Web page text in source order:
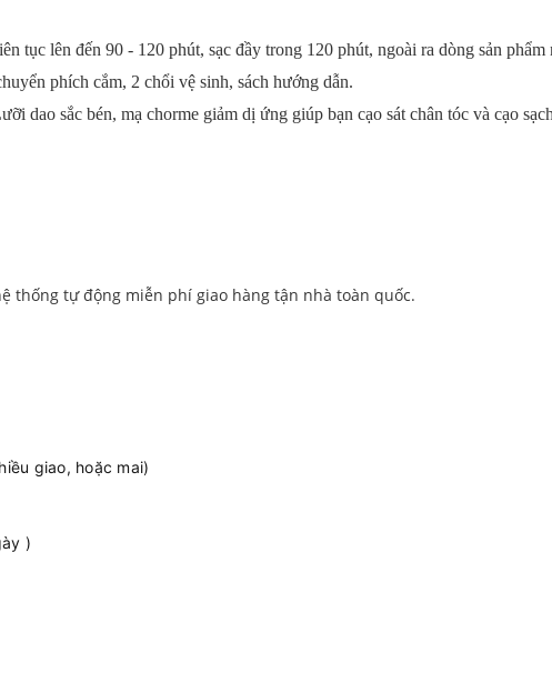
tục lên đến 90 - 120 phút, sạc đầy trong 120 phút, ngoài ra dòng sản phẩm
phích cắm, 2 chổi vệ sinh, sách hướng dẫn.
dao sắc bén, mạ chorme giảm dị ứng giúp bạn cạo sát chân tóc và cạo
thống tự động miễn phí giao hàng tận nhà toàn quốc.
giao, hoặc mai)
)